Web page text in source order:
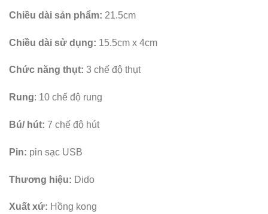
Chiều dài sản phẩm: 21.5cm
Chiều dài sử dụng: 15.5cm x 4cm
Chức năng thụt: 3 chế độ thụt
Rung: 10 chế độ rung
Bú/ hút: 7 chế độ hút
Pin: pin sạc USB
Thương hiệu: Dido
Xuất xứ: Hồng kong